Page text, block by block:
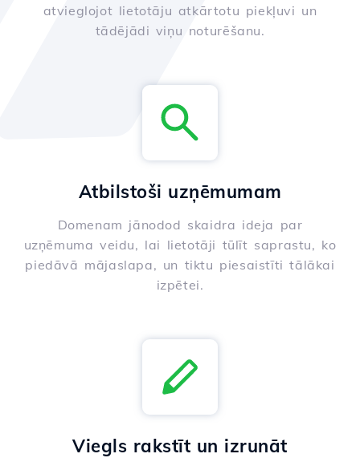
atvieglojot lietotāju atkārtotu piekļuvi un
tādējādi viņu noturēšanu.
Atbilstoši uzņēmumam
Domenam jānodod skaidra ideja par
uzņēmuma veidu, lai lietotāji tūlīt saprastu, ko
piedāvā mājaslapa, un tiktu piesaistīti tālākai
izpētei.
Viegls rakstīt un izrunāt